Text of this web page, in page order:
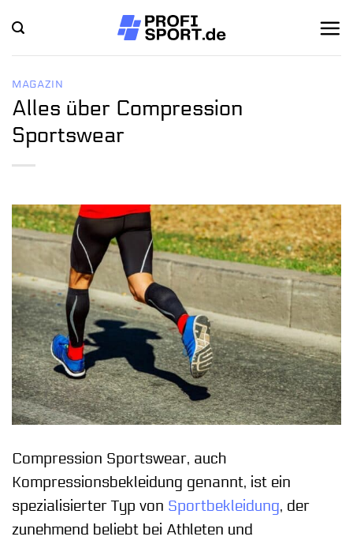
Inhalt
springen
MAGAZIN
Alles über Compression
Sportswear
Compression Sportswear, auch
Kompressionsbekleidung genannt, ist ein
spezialisierter Typ von Sportbekleidung, der
zunehmend beliebt bei Athleten und